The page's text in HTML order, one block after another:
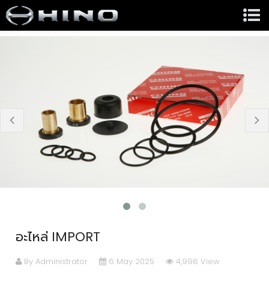
prev
อะไหล่ IMPORT
By Administrator 6 May 2025 4,998 View